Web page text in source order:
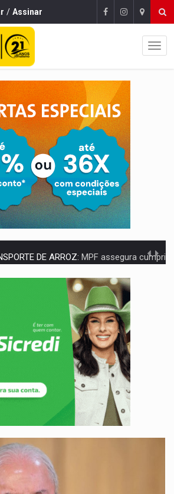
/ Assinar
DE ARROZ: MPF assegura cumprimento da legislação sobre transporte
Sancionada lei contra violência sexual infantil na
Brasil e Rússia discutem energia nuclear, defesa e
Colisão entre caminhão e carro deixa quatro mortos e um em
Amazônia Negra ganha projeção nacional com participação de
Porto Velho tem chances de chuvas isoladas nesta
UNIDOS: Assembleia Geral delibera greve da educação
SELETIVO: Rondoniaovivo abre oficina de Comunicação com
CONTRA O CRIME:
Sobe para cinco o número de mortos em colisão entre carreta e